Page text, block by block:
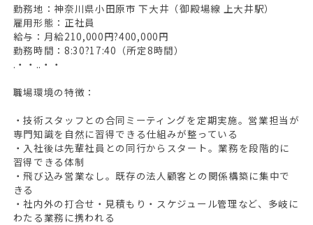
勤務地：神奈川県小田原市 下大井（御殿場線 上大井駅）
雇用形態：正社員
給与：月給210,000円?400,000円
勤務時間：8:30?17:40（所定8時間）
.・・..・・
職場環境の特徴：
・技術スタッフとの合同ミーティングを定期実施。営業担当が
専門知識を自然に習得できる仕組みが整っている
・入社後は先輩社員との同行からスタート。業務を段階的に
習得できる体制
・飛び込み営業なし。既存の法人顧客との関係構築に集中で
きる
・社内外の打合せ・見積もり・スケジュール管理など、多岐に
わたる業務に携われる